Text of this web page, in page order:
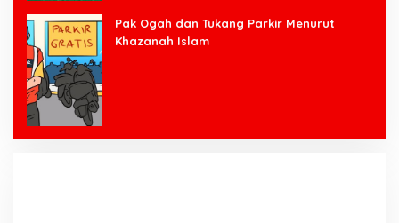
Pak Ogah dan Tukang Parkir Menurut
Khazanah Islam